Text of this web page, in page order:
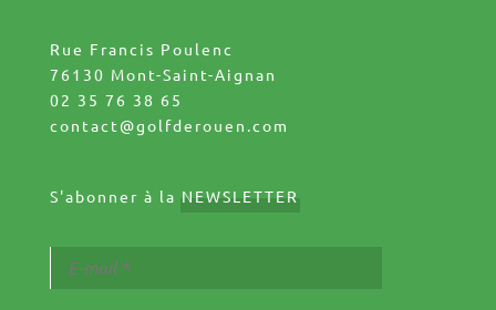
Rue Francis Poulenc
76130 Mont-Saint-Aignan
02 35 76 38 65
contact@golfderouen.com
S'abonner à la NEWSLETTER